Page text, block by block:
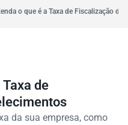
o que é a Taxa de Fiscalização de
de
da sua empresa, como